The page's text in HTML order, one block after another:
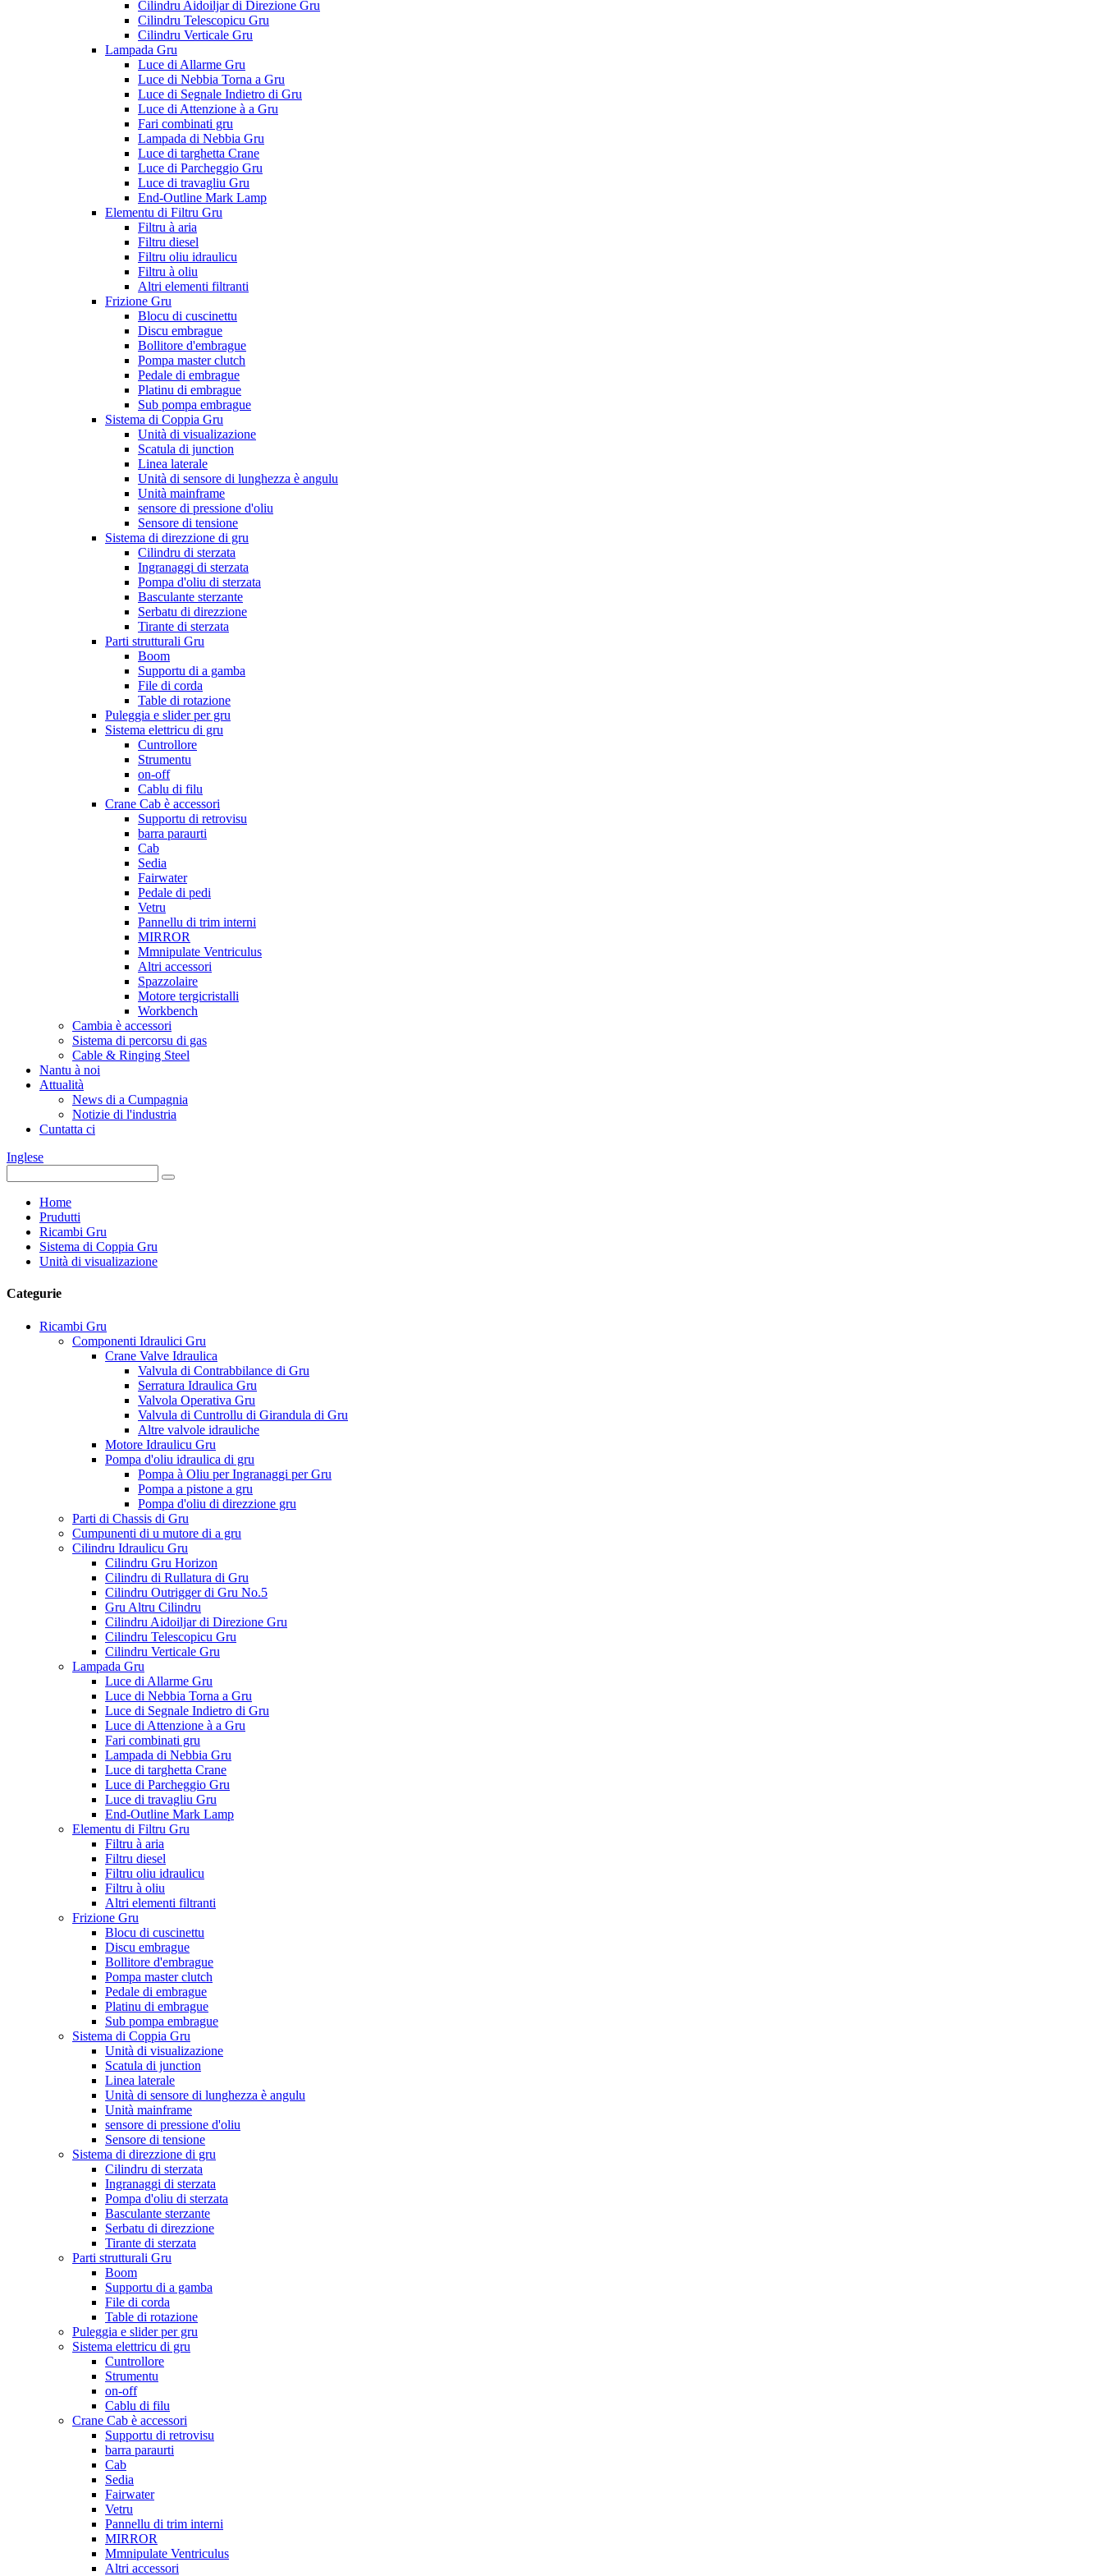
Cilindru Aidoiljar di Direzione Gru
Cilindru Telescopicu Gru
Cilindru Verticale Gru
Lampada Gru
Luce di Allarme Gru
Luce di Nebbia Torna a Gru
Luce di Segnale Indietro di Gru
Luce di Attenzione à a Gru
Fari combinati gru
Lampada di Nebbia Gru
Luce di targhetta Crane
Luce di Parcheggio Gru
Luce di travagliu Gru
End-Outline Mark Lamp
Elementu di Filtru Gru
Filtru à aria
Filtru diesel
Filtru oliu idraulicu
Filtru à oliu
Altri elementi filtranti
Frizione Gru
Blocu di cuscinettu
Discu embrague
Bollitore d'embrague
Pompa master clutch
Pedale di embrague
Platinu di embrague
Sub pompa embrague
Sistema di Coppia Gru
Unità di visualizazione
Scatula di junction
Linea laterale
Unità di sensore di lunghezza è angulu
Unità mainframe
sensore di pressione d'oliu
Sensore di tensione
Sistema di direzzione di gru
Cilindru di sterzata
Ingranaggi di sterzata
Pompa d'oliu di sterzata
Basculante sterzante
Serbatu di direzzione
Tirante di sterzata
Parti strutturali Gru
Boom
Supportu di a gamba
File di corda
Table di rotazione
Puleggia e slider per gru
Sistema elettricu di gru
Cuntrollore
Strumentu
on-off
Cablu di filu
Crane Cab è accessori
Supportu di retrovisu
barra paraurti
Cab
Sedia
Fairwater
Pedale di pedi
Vetru
Pannellu di trim interni
MIRROR
Mmnipulate Ventriculus
Altri accessori
Spazzolaire
Motore tergicristalli
Workbench
Cambia è accessori
Sistema di percorsu di gas
Cable & Ringing Steel
Nantu à noi
Attualità
News di a Cumpagnia
Notizie di l'industria
Cuntatta ci
Inglese
Home
Prudutti
Ricambi Gru
Sistema di Coppia Gru
Unità di visualizazione
Categurie
Ricambi Gru
Componenti Idraulici Gru
Crane Valve Idraulica
Valvula di Contrabbilance di Gru
Serratura Idraulica Gru
Valvola Operativa Gru
Valvula di Cuntrollu di Girandula di Gru
Altre valvole idrauliche
Motore Idraulicu Gru
Pompa d'oliu idraulica di gru
Pompa à Oliu per Ingranaggi per Gru
Pompa a pistone a gru
Pompa d'oliu di direzzione gru
Parti di Chassis di Gru
Cumpunenti di u mutore di a gru
Cilindru Idraulicu Gru
Cilindru Gru Horizon
Cilindru di Rullatura di Gru
Cilindru Outrigger di Gru No.5
Gru Altru Cilindru
Cilindru Aidoiljar di Direzione Gru
Cilindru Telescopicu Gru
Cilindru Verticale Gru
Lampada Gru
Luce di Allarme Gru
Luce di Nebbia Torna a Gru
Luce di Segnale Indietro di Gru
Luce di Attenzione à a Gru
Fari combinati gru
Lampada di Nebbia Gru
Luce di targhetta Crane
Luce di Parcheggio Gru
Luce di travagliu Gru
End-Outline Mark Lamp
Elementu di Filtru Gru
Filtru à aria
Filtru diesel
Filtru oliu idraulicu
Filtru à oliu
Altri elementi filtranti
Frizione Gru
Blocu di cuscinettu
Discu embrague
Bollitore d'embrague
Pompa master clutch
Pedale di embrague
Platinu di embrague
Sub pompa embrague
Sistema di Coppia Gru
Unità di visualizazione
Scatula di junction
Linea laterale
Unità di sensore di lunghezza è angulu
Unità mainframe
sensore di pressione d'oliu
Sensore di tensione
Sistema di direzzione di gru
Cilindru di sterzata
Ingranaggi di sterzata
Pompa d'oliu di sterzata
Basculante sterzante
Serbatu di direzzione
Tirante di sterzata
Parti strutturali Gru
Boom
Supportu di a gamba
File di corda
Table di rotazione
Puleggia e slider per gru
Sistema elettricu di gru
Cuntrollore
Strumentu
on-off
Cablu di filu
Crane Cab è accessori
Supportu di retrovisu
barra paraurti
Cab
Sedia
Fairwater
Vetru
Pannellu di trim interni
MIRROR
Mmnipulate Ventriculus
Altri accessori